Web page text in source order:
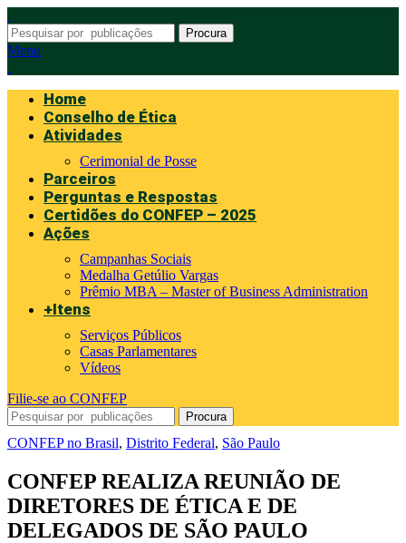
Procura
Menu
Home
Conselho de Ética
Atividades
Cerimonial de Posse
Parceiros
Perguntas e Respostas
Certidões do CONFEP – 2025
Ações
Campanhas Sociais
Medalha Getúlio Vargas
Prêmio MBA – Master of Business Administration
+Itens
Serviços Públicos
Casas Parlamentares
Vídeos
Filie-se ao CONFEP
Procura
CONFEP no Brasil, Distrito Federal, São Paulo
CONFEP REALIZA REUNIÃO DE
DIRETORES DE ÉTICA E DE
DELEGADOS DE SÃO PAULO